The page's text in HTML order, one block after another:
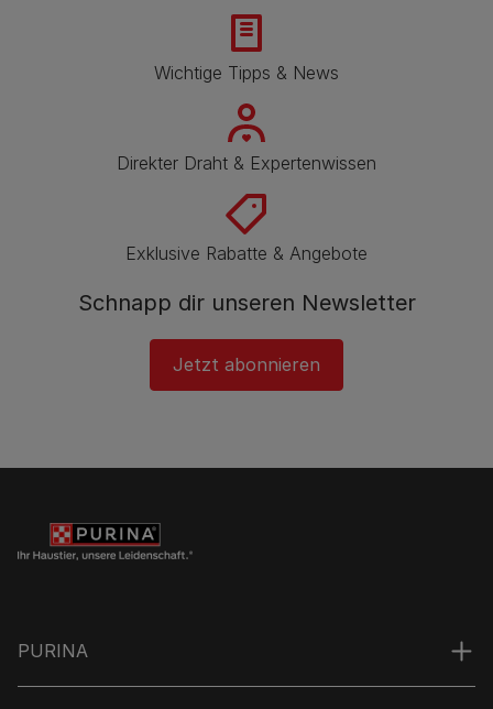
Wichtige Tipps & News
Direkter Draht & Expertenwissen
Exklusive Rabatte & Angebote
Schnapp dir unseren Newsletter
Jetzt abonnieren
PURINA